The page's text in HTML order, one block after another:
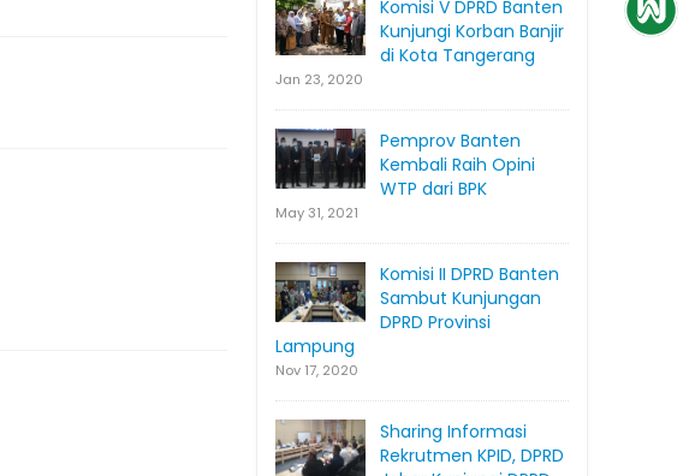
Komisi V DPRD Banten
Kunjungi Korban Banjir
di Kota Tangerang
Jan 23, 2020
Pemprov Banten
Kembali Raih Opini
WTP dari BPK
May 31, 2021
Komisi II DPRD Banten
Sambut Kunjungan
DPRD Provinsi
Lampung
Nov 17, 2020
Sharing Informasi
Rekrutmen KPID, DPRD